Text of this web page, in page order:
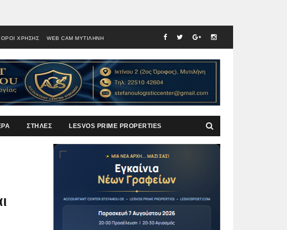
ΟΡΟΙ ΧΡΗΣΗΣ WEB CAM ΜΥΤΙΛΗΝΗ
ΣΤΗΛΕΣ LESVOS PRIME PROPERTIES